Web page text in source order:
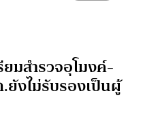
มสำรวจอุโมงค์-
งไม่รับรองเป็นผู้